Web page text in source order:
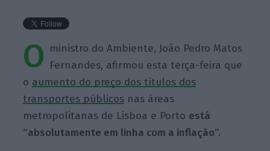
O ministro do Ambiente, João Pedro Matos
Fernandes, afirmou esta terça-feira que
o aumento do preço dos títulos dos
transportes públicos nas áreas
metropolitanas de Lisboa e Porto está
“absolutamente em linha com a inflação”.